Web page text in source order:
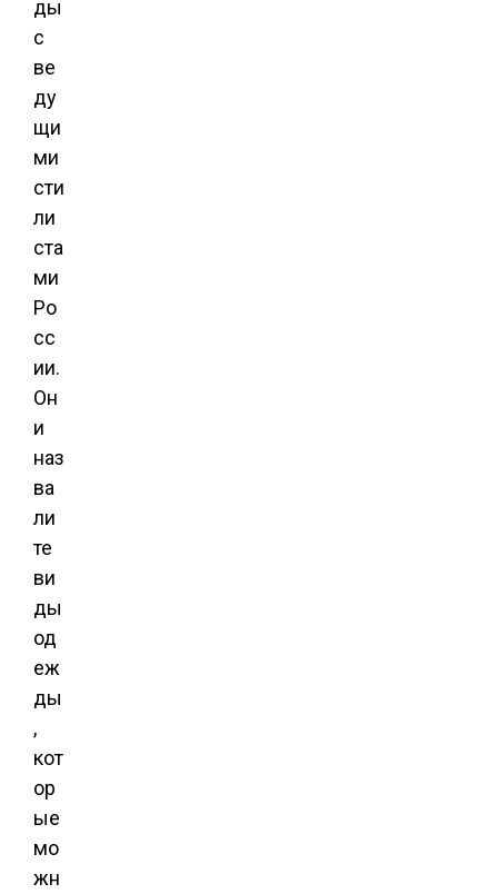
ды
с
ве
ду
щи
ми
сти
ли
ста
ми
Ро
сс
ии.
Он
и
наз
ва
ли
те
ви
ды
од
еж
ды
,
кот
ор
ые
мо
жн